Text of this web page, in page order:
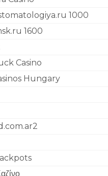
1000
1600
Casino
Hungary